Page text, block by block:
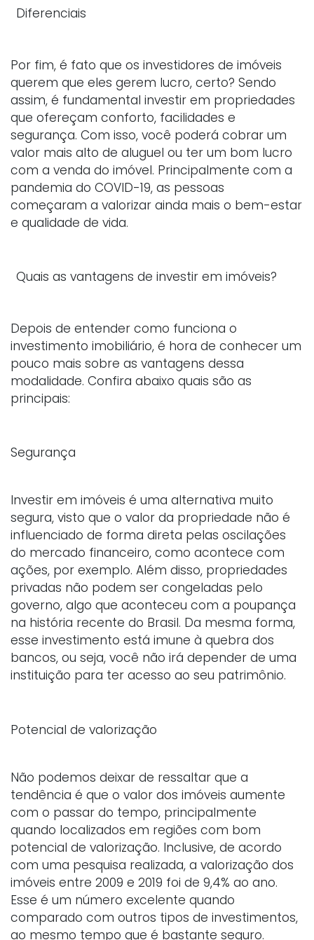
Diferenciais
Por fim, é fato que os investidores de imóveis
querem que eles gerem lucro, certo? Sendo
assim, é fundamental investir em propriedades
que ofereçam conforto, facilidades e
segurança. Com isso, você poderá cobrar um
valor mais alto de aluguel ou ter um bom lucro
com a venda do imóvel. Principalmente com a
pandemia do COVID-19, as pessoas
começaram a valorizar ainda mais o bem-estar
e qualidade de vida.
Quais as vantagens de investir em imóveis?
Depois de entender como funciona o
investimento imobiliário, é hora de conhecer um
pouco mais sobre as vantagens dessa
modalidade. Confira abaixo quais são as
principais:
Segurança
Investir em imóveis é uma alternativa muito
segura, visto que o valor da propriedade não é
influenciado de forma direta pelas oscilações
do mercado financeiro, como acontece com
ações, por exemplo. Além disso, propriedades
privadas não podem ser congeladas pelo
governo, algo que aconteceu com a poupança
na história recente do Brasil. Da mesma forma,
esse investimento está imune à quebra dos
bancos, ou seja, você não irá depender de uma
instituição para ter acesso ao seu patrimônio.
Potencial de valorização
Não podemos deixar de ressaltar que a
tendência é que o valor dos imóveis aumente
com o passar do tempo, principalmente
quando localizados em regiões com bom
potencial de valorização. Inclusive, de acordo
com uma pesquisa realizada, a valorização dos
imóveis entre 2009 e 2019 foi de 9,4% ao ano.
Esse é um número excelente quando
comparado com outros tipos de investimentos,
ao mesmo tempo que é bastante seguro.